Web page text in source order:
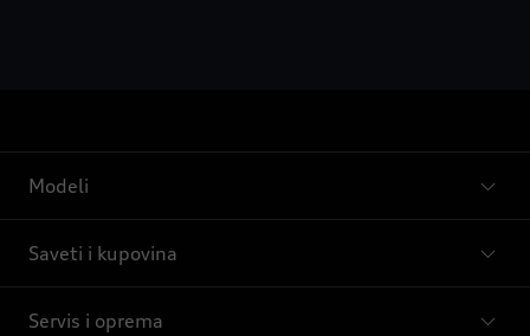
Modeli
Saveti i kupovina
Servis i oprema